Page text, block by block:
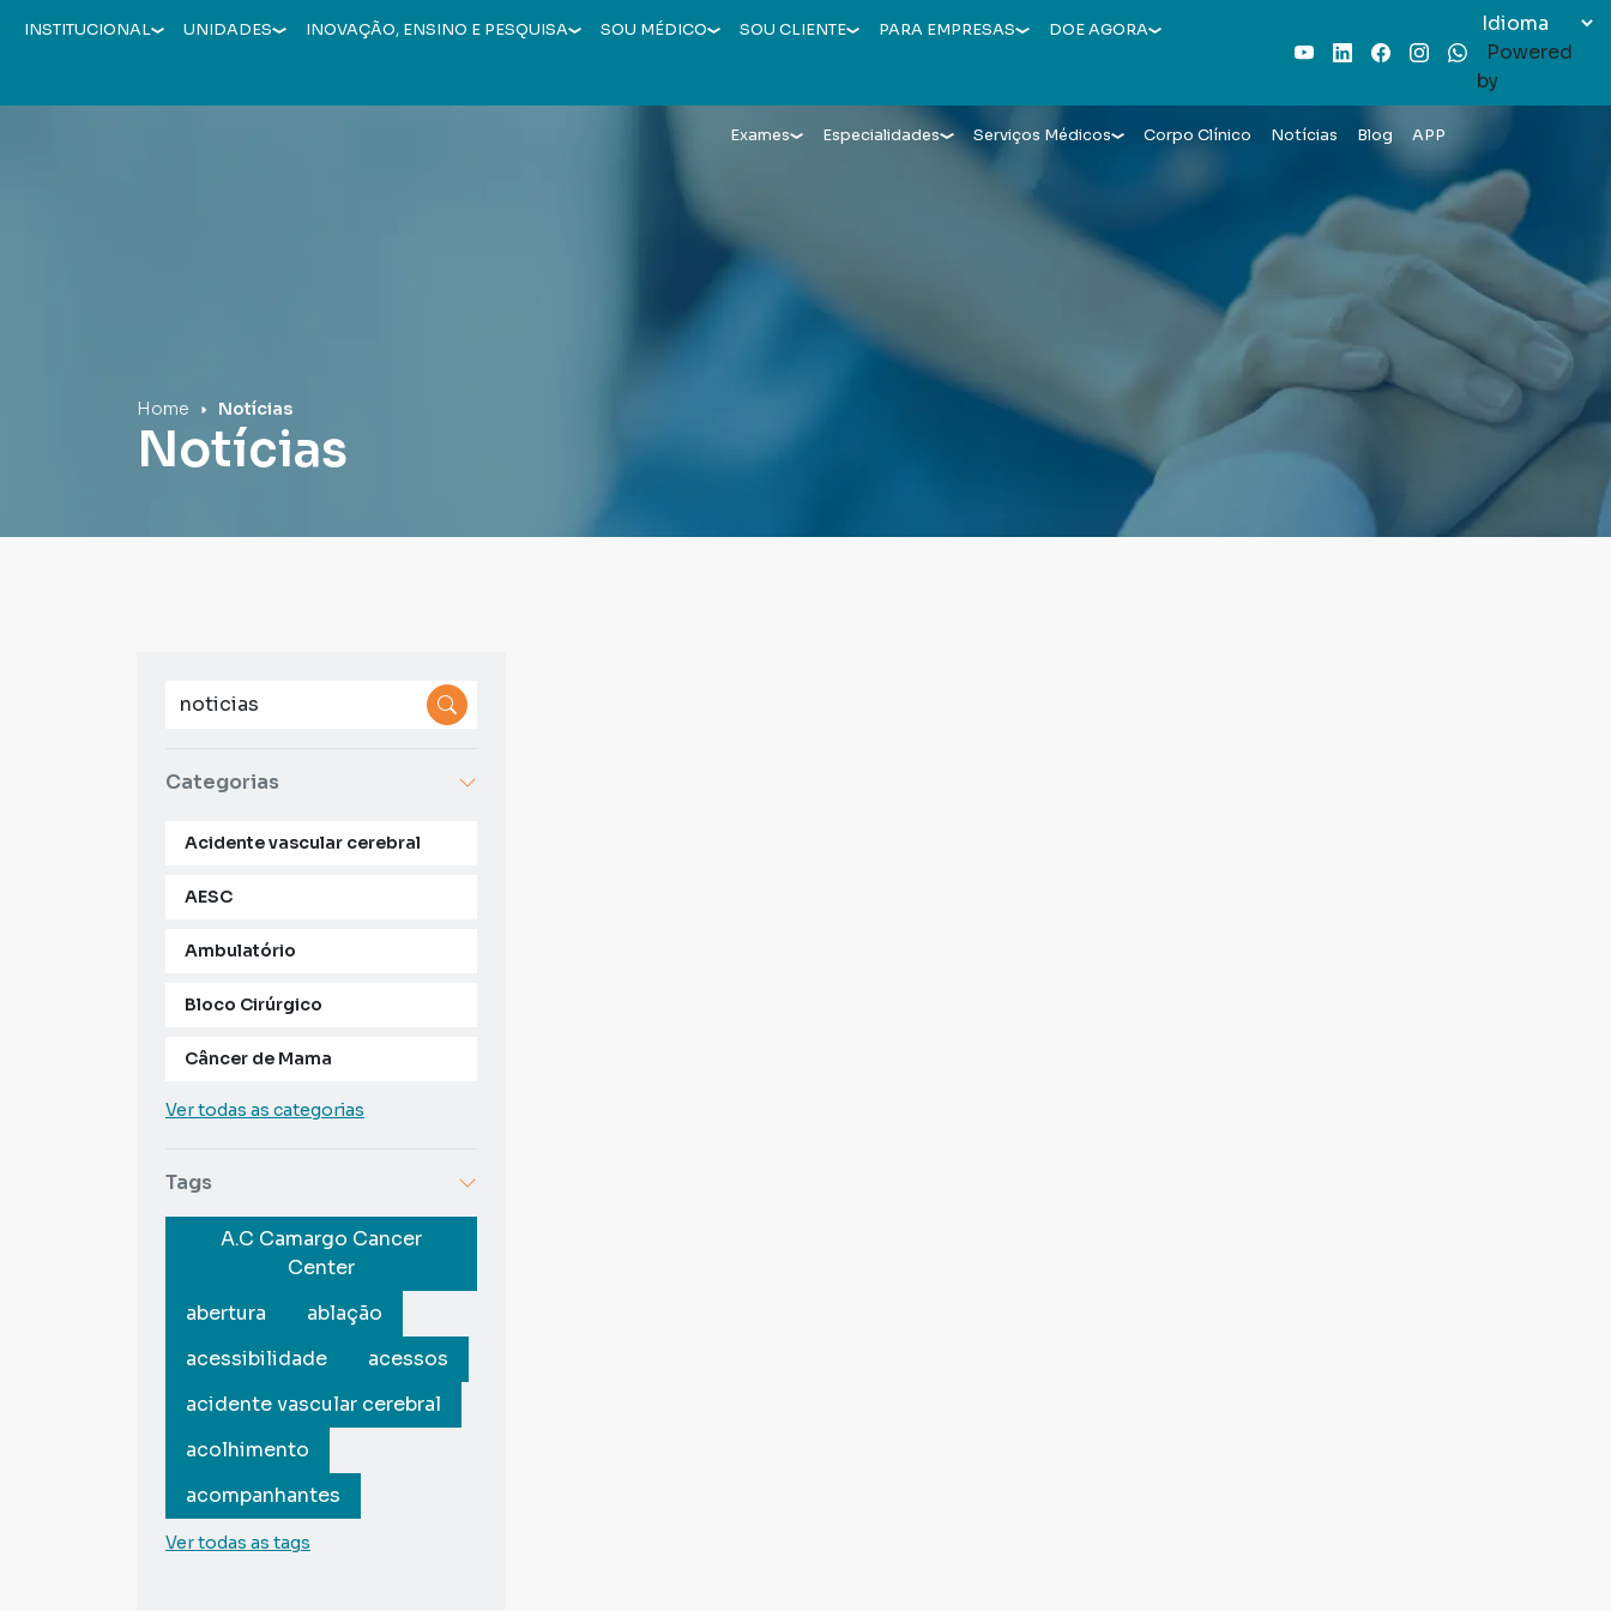
INSTITUCIONAL UNIDADES INOVAÇÃO, ENSINO E PESQUISA SOU MÉDICO SOU CLIENTE PARA EMPRESAS
DOE AGORA
YoutubeLinkedInFacebook
InstagramWhatsAppPowered
by
Exames Especialidades Serviços Médicos Corpo Clínico Notícias Blog APP
Home Notícias
Notícias
Categorias
Acidente vascular cerebral
AESC
Ambulatório
Bloco Cirúrgico
Câncer de Mama
Ver todas as categorias
Tags
A.C Camargo Cancer
Center
abertura
ablação
acessibilidade
acessos
acidente vascular cerebral
acolhimento
acompanhantes
Ver todas as tags